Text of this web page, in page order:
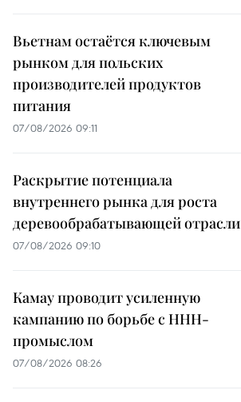
Вьетнам остаётся ключевым
рынком для польских
производителей продуктов
питания
07/08/2026 09:11
Раскрытие потенциала
внутреннего рынка для роста
деревообрабатывающей отрасли
07/08/2026 09:10
Камау проводит усиленную
кампанию по борьбе с ННН-
промыслом
07/08/2026 08:26